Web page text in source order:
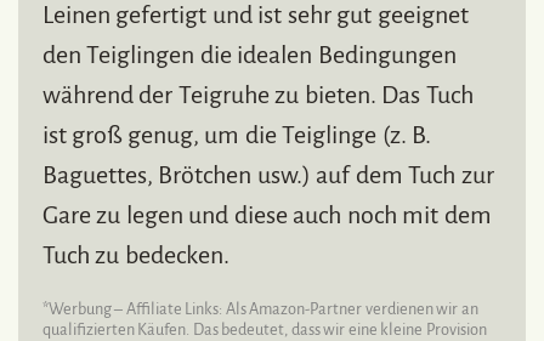
Leinen gefertigt und ist sehr gut geeignet
den Teiglingen die idealen Bedingungen
während der Teigruhe zu bieten. Das Tuch
ist groß genug, um die Teiglinge (z. B.
Baguettes, Brötchen usw.) auf dem Tuch zur
Gare zu legen und diese auch noch mit dem
Tuch zu bedecken.
*Werbung – Affiliate Links: Als Amazon-Partner verdienen wir an
qualifizierten Käufen. Das bedeutet, dass wir eine kleine Provision